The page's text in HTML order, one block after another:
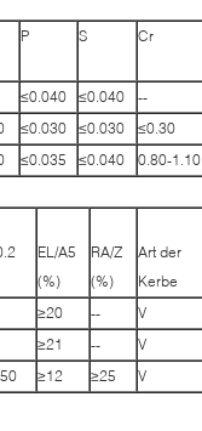
P S Cr
≤0.040 ≤0.040 --
≤0.030 ≤0.030 ≤0.30
≤0.035 ≤0.040 0.80-1.10
EL/A5
(%)
RA/Z
(%)
Art der
Kerbe
≥20 -- V
≥21 -- V
≥12 ≥25 V